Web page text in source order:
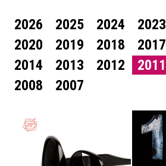
2026 2025 2024 2023
2020
2019 2018 2017
2014
2013 2012 2011
2008
2007